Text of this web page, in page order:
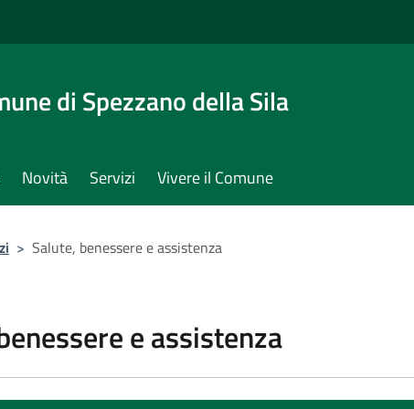
di Spezzano della Sila
Novità Servizi Vivere il Comune
> Salute, benessere e assistenza
e assistenza